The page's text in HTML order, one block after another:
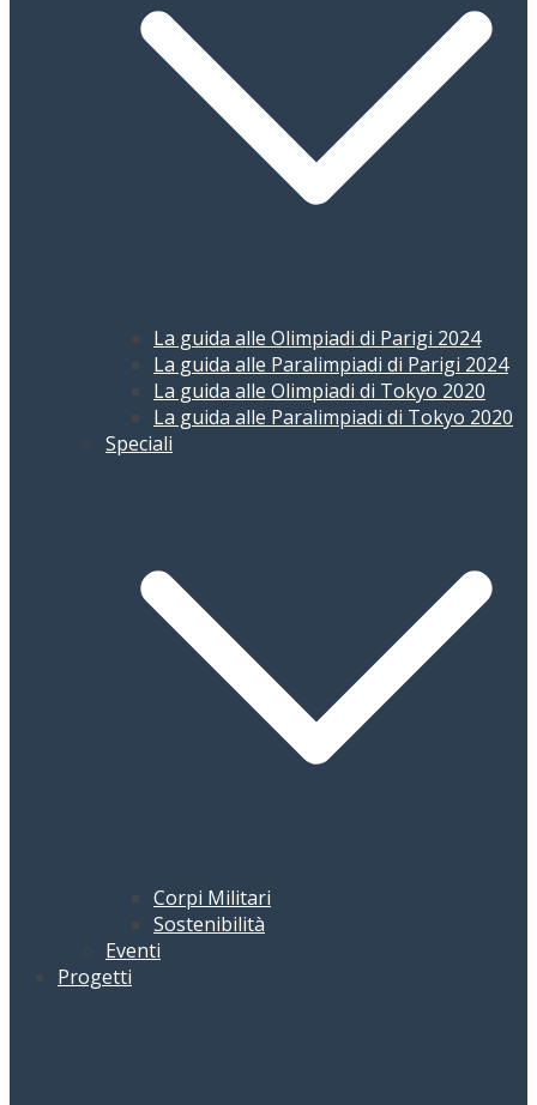
La guida alle Olimpiadi di Parigi 2024
La guida alle Paralimpiadi di Parigi 2024
La guida alle Olimpiadi di Tokyo 2020
La guida alle Paralimpiadi di Tokyo 2020
Speciali
Corpi Militari
Sostenibilità
Eventi
Progetti